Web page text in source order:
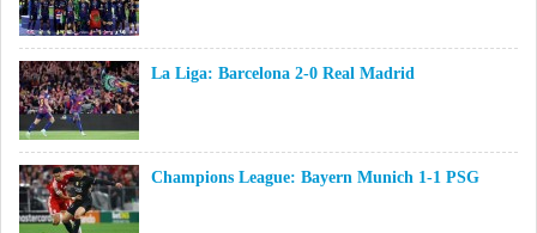
La Liga: Barcelona 2-0 Real Madrid
Champions League: Bayern Munich 1-1 PSG